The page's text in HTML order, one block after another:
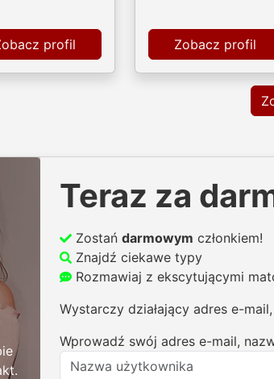
profil Zobacz profil
Teraz za
Zostań darmowym członkiem!
Znajdź ciekawe typy
Rozmawiaj z ekscytującymi
Wystarczy działający adres e-
Wprowadź swój adres e-mail,